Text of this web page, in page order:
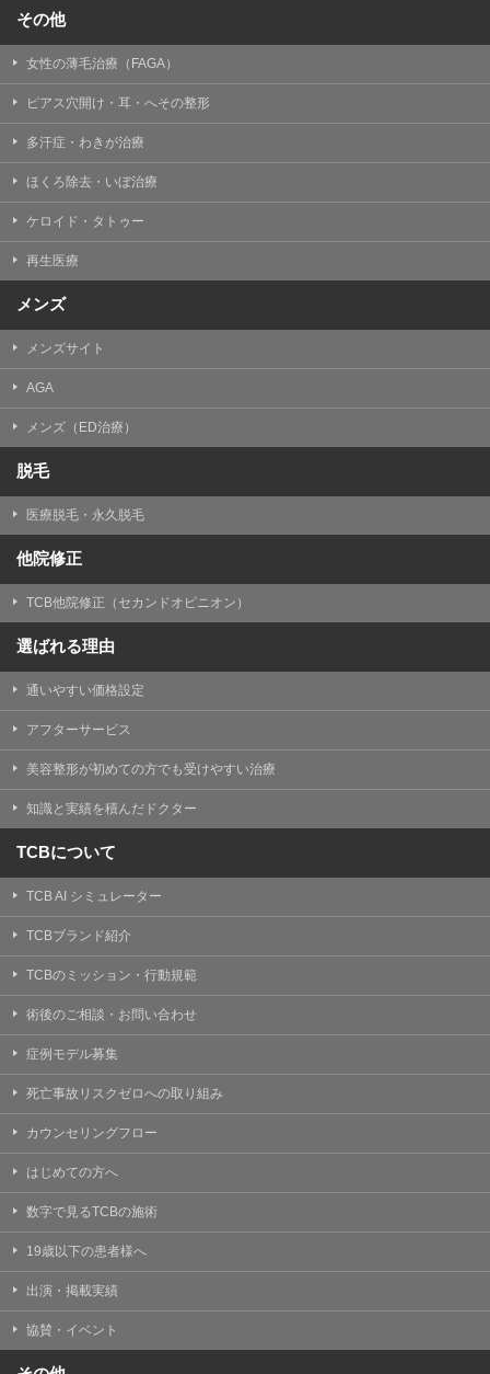
その他
女性の薄毛治療（FAGA）
ピアス穴開け・耳・へその整形
多汗症・わきが治療
ほくろ除去・いぼ治療
ケロイド・タトゥー
再生医療
メンズ
メンズサイト
AGA
メンズ（ED治療）
脱毛
医療脱毛・永久脱毛
他院修正
TCB他院修正（セカンドオピニオン）
選ばれる理由
通いやすい価格設定
アフターサービス
美容整形が初めての方でも受けやすい治療
知識と実績を積んだドクター
TCBについて
TCB AI シミュレーター
TCBブランド紹介
TCBのミッション・行動規範
術後のご相談・お問い合わせ
症例モデル募集
死亡事故リスクゼロへの取り組み
カウンセリングフロー
はじめての方へ
数字で見るTCBの施術
19歳以下の患者様へ
出演・掲載実績
協賛・イベント